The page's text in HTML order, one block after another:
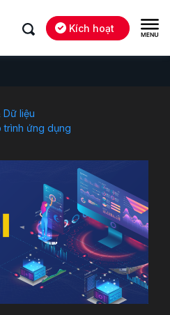
Kích hoạt
Dữ liệu
trình ứng dụng